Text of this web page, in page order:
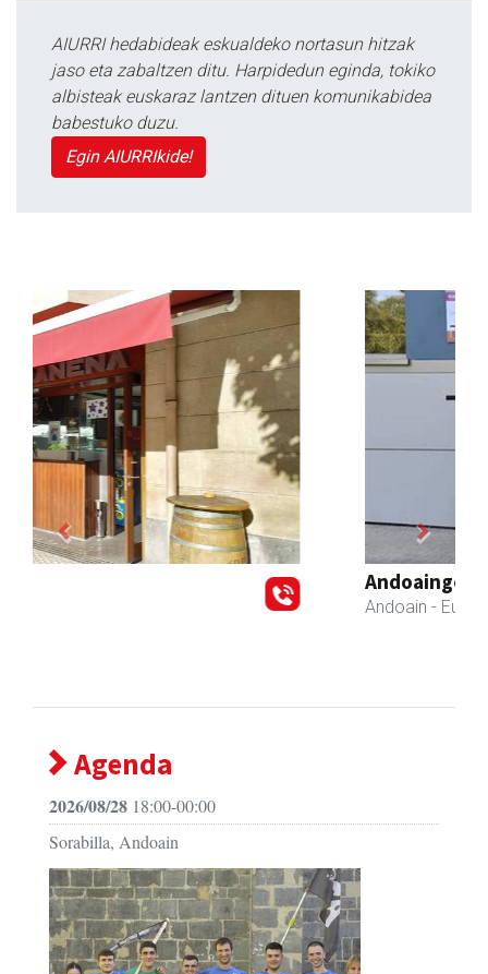
AIURRI hedabideak eskualdeko nortasun hitzak
jaso eta zabaltzen ditu. Harpidedun eginda, tokiko
albisteak euskaraz lantzen dituen komunikabidea
babestuko duzu.
Egin AIURRIkide!
Andoaingo AEK euskaltegia
Previous Next
Agenda
2026/08/28 18:00-00:00
Sorabilla, Andoain